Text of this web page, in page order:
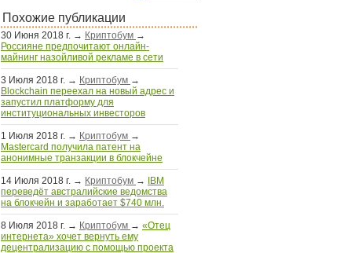
Похожие публикации
30 Июня 2018 г. → Криптобум →
Россияне предпочитают онлайн-
майнинг назойливой рекламе в сети
3 Июля 2018 г. → Криптобум →
Blockchain переехал на новый адрес и
запустил платформу для
институциональных инвесторов
1 Июля 2018 г. → Криптобум →
Mastercard получила патент на
анонимные транзакции в блокчейне
14 Июля 2018 г. → Криптобум → IBM
переведёт австралийские ведомства
на блокчейн и заработает $740 млн.
8 Июля 2018 г. → Криптобум → «Отец
интернета» хочет вернуть ему
децентрализацию с помощью проекта